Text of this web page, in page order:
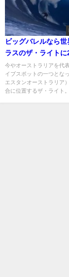
ビッグバレルなら世
ラスのザ・ライトに
ーストスウェルがヒ
今やオーストラリアを代
イブスポットの一つとな
エスタンオーストラリア
合に位置するザ・ライト。